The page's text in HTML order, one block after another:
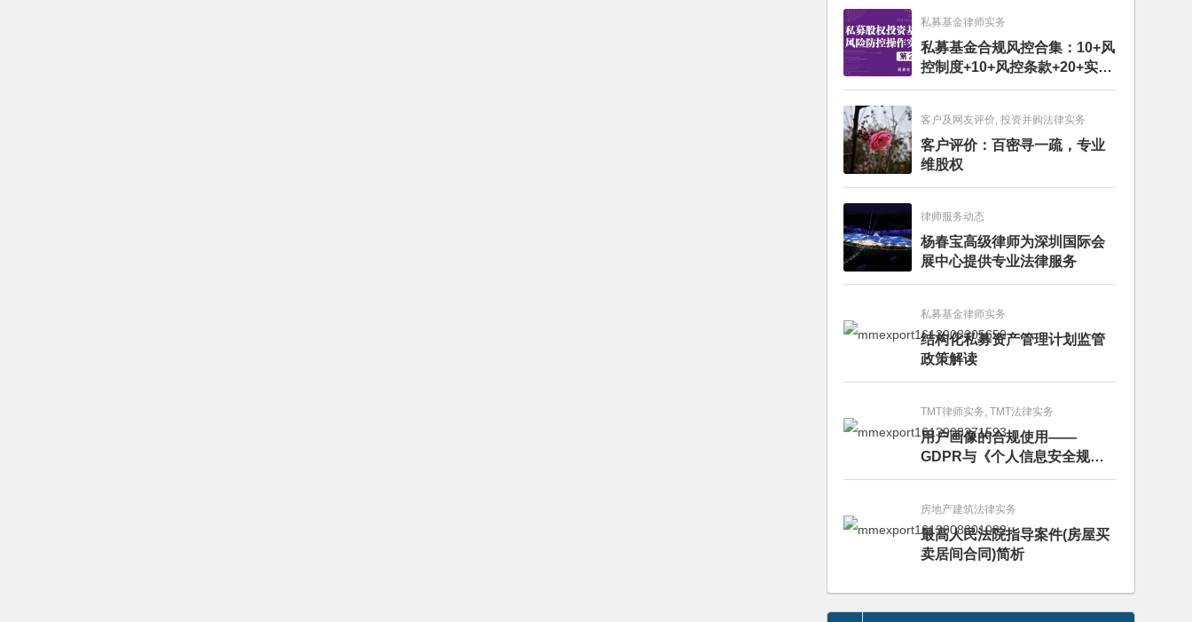
私募基金律师实务
私募基金合规风控合集：10+风
控制度+10+风控条款+20+实务
文章+每月动态
客户及网友评价, 投资并购法律实务
客户评价：百密寻一疏，专业
维股权
律师服务动态
杨春宝高级律师为深圳国际会
展中心提供专业法律服务
私募基金律师实务
结构化私募资产管理计划监管
政策解读
TMT律师实务, TMT法律实务
用户画像的合规使用——
GDPR与《个人信息安全规
范》的比较分析
房地产建筑法律实务
最高人民法院指导案件(房屋买
卖居间合同)简析